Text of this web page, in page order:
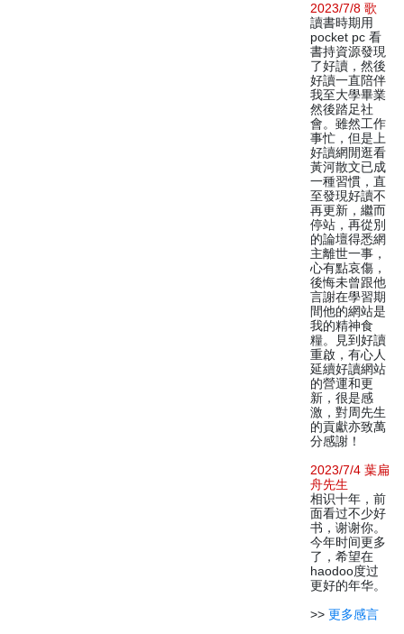
2023/7/8 歌
讀書時期用
pocket pc 看
書持資源發現
了好讀，然後
好讀一直陪伴
我至大學畢業
然後踏足社
會。雖然工作
事忙，但是上
好讀網閒逛看
黃河散文已成
一種習慣，直
至發現好讀不
再更新，繼而
停站，再從別
的論壇得悉網
主離世一事，
心有點哀傷，
後悔未曾跟他
言謝在學習期
間他的網站是
我的精神食
糧。見到好讀
重啟，有心人
延續好讀網站
的營運和更
新，很是感
激，對周先生
的貢獻亦致萬
分感謝！
2023/7/4 葉扁
舟先生
相识十年，前
面看过不少好
书，谢谢你。
今年时间更多
了，希望在
haodoo度过
更好的年华。
>> 更多感言